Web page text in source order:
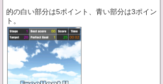
的の白い部分は5ポイント、青い部分は3ポイン
ト。